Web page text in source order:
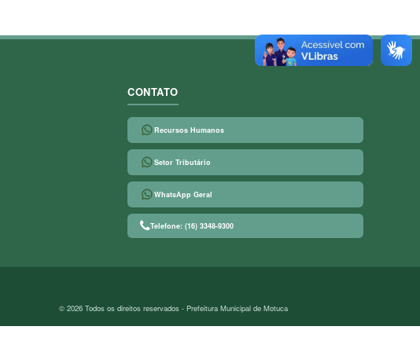
CONTATO
Recursos Humanos
Setor Tributário
WhatsApp Geral
Telefone: (16) 3348-9300
© 2026 Todos os direitos reservados - Prefeitura Municipal de Motuca